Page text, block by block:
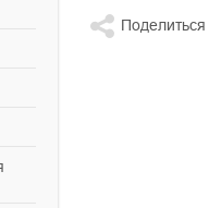
Поделиться